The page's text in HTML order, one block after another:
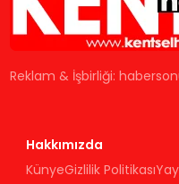
Reklam & İşbirliği:
Hakkımızda
KünyeGizlilik Politikası